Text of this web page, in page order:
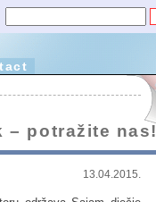
– potražite nas!
13.04.2015.